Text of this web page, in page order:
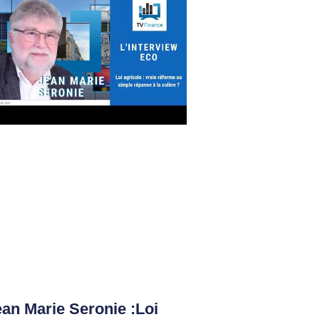
Marie Seronie :Loi